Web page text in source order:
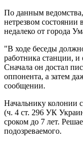
По данным
нетрезвом
недалеко от города
"В ходе беседы
работника станции,
Сначала он достал
оппонента, а затем
сообщении.
Начальнику колонии
(ч. 4 ст. 296 УК
сроком до 7 лет.
подозреваемого.